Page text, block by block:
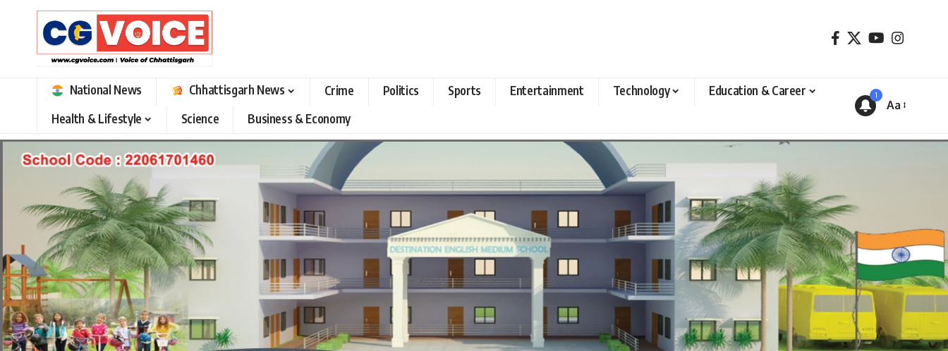
National News Chhattisgarh News Crime Politics Sports Entertainment Technology
Education & Career
Health & Lifestyle
Science Business & Economy
1
Font
Aa